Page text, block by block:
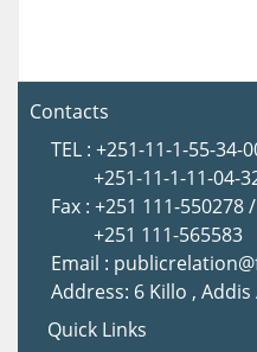
Contacts
TEL : +251-11-1-55-34-
+251-11-1-11-04-
Fax : +251 111-550278 /
+251 111-565583
Email :
Address: 6 Killo ,
Quick Links